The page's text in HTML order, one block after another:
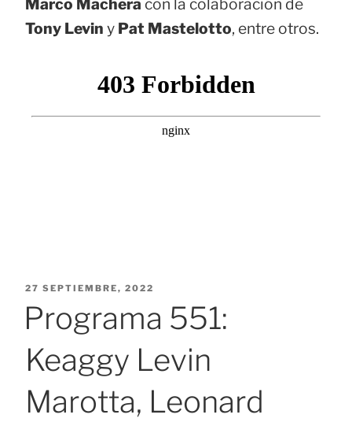
Marco Machera con la colaboración de
Tony Levin y Pat Mastelotto, entre otros.
PUBLICADO
27 SEPTIEMBRE, 2022
Programa 551:
Keaggy Levin
Marotta, Leonard